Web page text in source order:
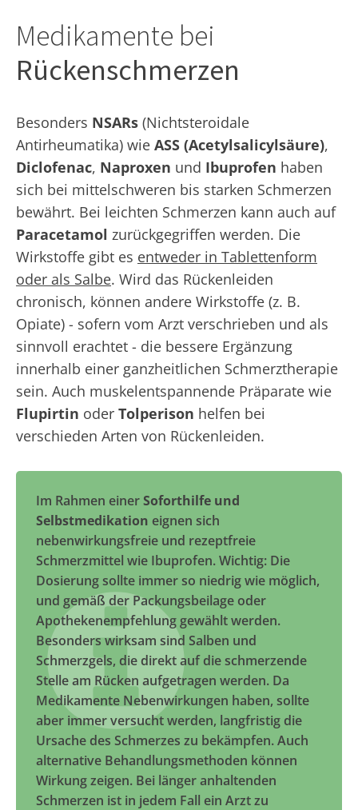
Medikamente bei
Rückenschmerzen
Besonders NSARs (Nichtsteroidale
Antirheumatika) wie ASS (Acetylsalicylsäure),
Diclofenac, Naproxen und Ibuprofen haben
sich bei mittelschweren bis starken Schmerzen
bewährt. Bei leichten Schmerzen kann auch auf
Paracetamol zurückgegriffen werden. Die
Wirkstoffe gibt es entweder in Tablettenform
oder als Salbe. Wird das Rückenleiden
chronisch, können andere Wirkstoffe (z. B.
Opiate) - sofern vom Arzt verschrieben und als
sinnvoll erachtet - die bessere Ergänzung
innerhalb einer ganzheitlichen Schmerztherapie
sein. Auch muskelentspannende Präparate wie
Flupirtin oder Tolperison helfen bei
verschieden Arten von Rückenleiden.
Im Rahmen einerSoforthilfe und
Selbstmedikation eignen sich
nebenwirkungsfreie und rezeptfreie
Schmerzmittel wie Ibuprofen. Wichtig: Die
Dosierung sollte immer so niedrig wie möglich,
und gemäß der Packungsbeilage oder
Apothekenempfehlung gewählt werden.
Besonders wirksam sind Salben und
Schmerzgels, die direkt auf die schmerzende
Stelle am Rücken aufgetragen werden. Da
Medikamente Nebenwirkungen haben, sollte
aber immer versucht werden, langfristig die
Ursache des Schmerzes zu bekämpfen. Auch
alternative Behandlungsmethoden können
Wirkung zeigen. Bei länger anhaltenden
Schmerzen ist in jedem Fall ein Arzt zu